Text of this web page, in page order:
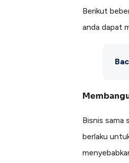
Berikut
anda dapat
Bisnis sama
berlaku